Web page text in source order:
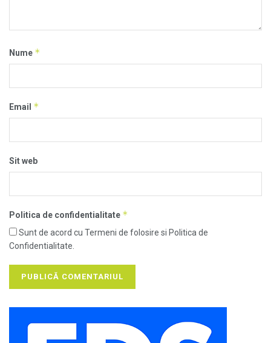
Nume *
Email *
Sit web
Politica de confidentialitate *
Sunt de acord cu Termeni de folosire si Politica de
Confidentialitate.